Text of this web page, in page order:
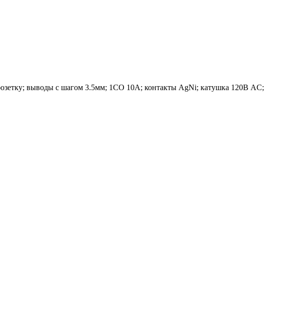
выводы с шагом 3.5мм; 1СO 10A; контакты AgNi; катушка 120В AC;